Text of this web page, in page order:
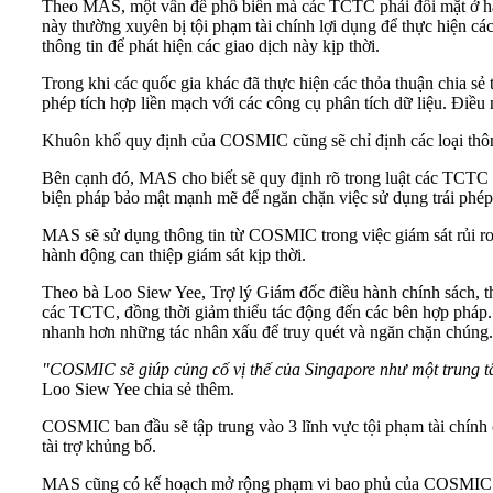
Theo MAS, một vấn đề phổ biến mà các TCTC phải đối mặt ở
này thường xuyên bị tội phạm tài chính lợi dụng để thực hiện
thông tin để phát hiện các giao dịch này kịp thời.
Trong khi các quốc gia khác đã thực hiện các thỏa thuận chia
phép tích hợp liền mạch với các công cụ phân tích dữ liệu.
Khuôn khổ quy định của COSMIC cũng sẽ chỉ định các loại
Bên cạnh đó, MAS cho biết sẽ quy định rõ trong luật các
biện pháp bảo mật mạnh mẽ để ngăn chặn việc sử dụng trái
MAS sẽ sử dụng thông tin từ COSMIC trong việc giám sát rủi
hành động can thiệp giám sát kịp thời.
Theo bà Loo Siew Yee, Trợ lý Giám đốc điều hành chính sách,
các TCTC, đồng thời giảm thiểu tác động đến các bên hợp
nhanh hơn những tác nhân xấu để truy quét và ngăn chặn chúng.
"COSMIC sẽ giúp củng cố vị thế của Singapore như một
Loo Siew Yee chia sẻ thêm.
COSMIC ban đầu sẽ tập trung vào 3 lĩnh vực tội phạm tài
tài trợ khủng bố.
MAS cũng có kế hoạch mở rộng phạm vi bao phủ của